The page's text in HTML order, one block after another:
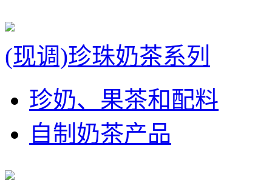
(现调)珍珠奶茶系列
珍奶、果茶和配料
自制奶茶产品